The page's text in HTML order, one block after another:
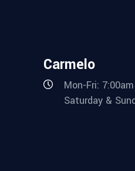
Carmelo
Mon-Fri:
Saturday &